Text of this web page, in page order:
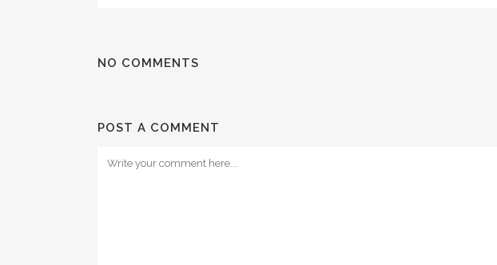
NO COMMENTS
POST A COMMENT